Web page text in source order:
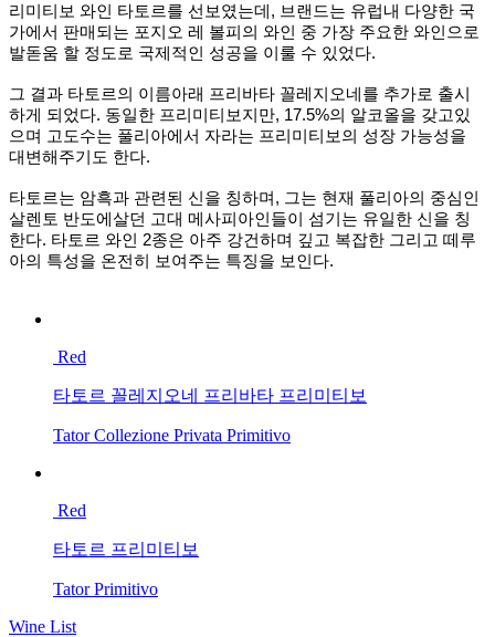
리미티보 와인 타토르를 선보였는데, 브랜드는 유럽내 다양한 국
가에서 판매되는 포지오 레 볼피의 와인 중 가장 주요한 와인으로
발돋움 할 정도로 국제적인 성공을 이룰 수 있었다.
그 결과 타토르의 이름아래 프리바타 꼴레지오네를 추가로 출시
하게 되었다. 동일한 프리미티보지만, 17.5%의 알코올을 갖고있
으며 고도수는 풀리아에서 자라는 프리미티보의 성장 가능성을
대변해주기도 한다.
타토르는 암흑과 관련된 신을 칭하며, 그는 현재 풀리아의 중심인
살렌토 반도에살던 고대 메사피아인들이 섬기는 유일한 신을 칭
한다. 타토르 와인 2종은 아주 강건하며 깊고 복잡한 그리고 떼루
아의 특성을 온전히 보여주는 특징을 보인다.
Red
타토르 꼴레지오네 프리바타 프리미티보
Tator Collezione Privata Primitivo
Red
타토르 프리미티보
Tator Primitivo
Wine List